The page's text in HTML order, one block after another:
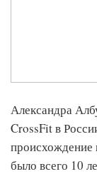
Александра
CrossFit в
происхождение
было всего 10